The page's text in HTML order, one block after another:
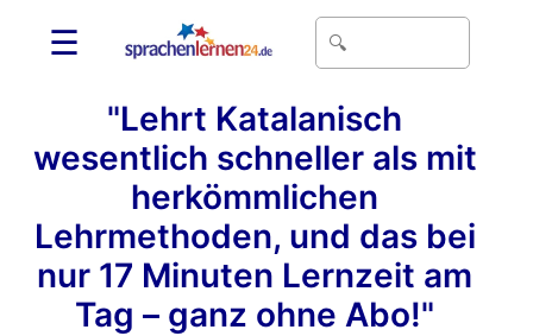
☰
"Lehrt Katalanisch
wesentlich schneller als mit
herkömmlichen
Lehrmethoden, und das bei
nur 17 Minuten Lernzeit am
Tag – ganz ohne Abo!"